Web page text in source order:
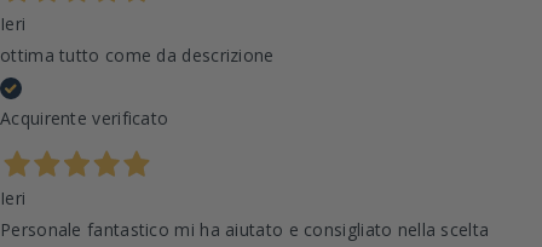
Ieri
ottima tutto come da descrizione
Acquirente verificato
Ieri
Personale fantastico mi ha aiutato e consigliato nella scelta